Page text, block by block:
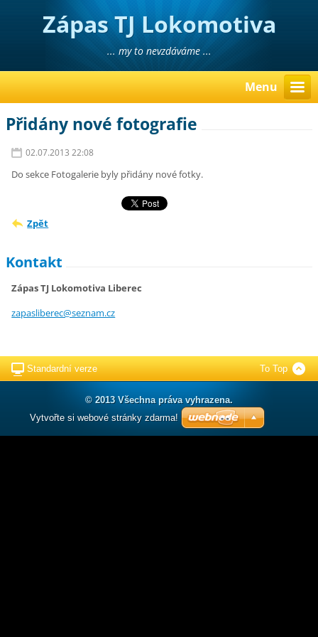
Zápas TJ Lokomotiva
Liberec
... my to nevzdáváme ...
Menu
Přidány nové fotografie
02.07.2013 22:08
Do sekce Fotogalerie byly přidány nové fotky.
Zpět
Kontakt
Zápas TJ Lokomotiva Liberec
zapasliberec@seznam.cz
Standardní verze To Top
© 2013 Všechna práva vyhrazena.
Vytvořte si webové stránky zdarma!